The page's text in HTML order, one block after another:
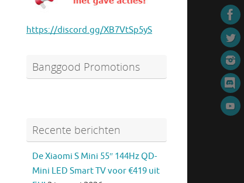
https://discord.gg/XB7VtSp5yS
Banggood Promotions
Recente berichten
De Xiaomi S Mini 55″ 144Hz QD-
Mini LED Smart TV voor €419 uit